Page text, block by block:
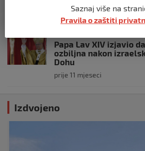
prije 11 mjeseci
Papa Lav XIV izjavio
ozbiljna nakon
Dohu
prije 11 mjeseci
Izdvojeno
Saznaj više na
Pravila o zaštiti